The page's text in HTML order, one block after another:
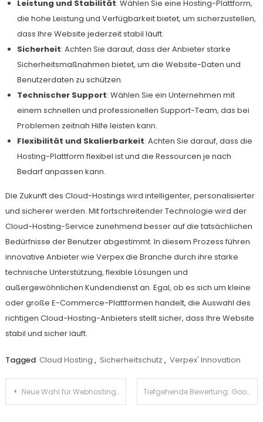
Leistung und Stabilität: Wählen Sie eine Hosting-Plattform,
die hohe Leistung und Verfügbarkeit bietet, um sicherzustellen,
dass Ihre Website jederzeit stabil läuft.
Sicherheit: Achten Sie darauf, dass der Anbieter starke
Sicherheitsmaßnahmen bietet, um die Website-Daten und
Benutzerdaten zu schützen.
Technischer Support: Wählen Sie ein Unternehmen mit
einem schnellen und professionellen Support-Team, das bei
Problemen zeitnah Hilfe leisten kann.
Flexibilität und Skalierbarkeit: Achten Sie darauf, dass die
Hosting-Plattform flexibel ist und die Ressourcen je nach
Bedarf anpassen kann.
Die Zukunft des Cloud-Hostings wird intelligenter, personalisierter
und sicherer werden. Mit fortschreitender Technologie wird der
Cloud-Hosting-Service zunehmend besser auf die tatsächlichen
Bedürfnisse der Benutzer abgestimmt. In diesem Prozess führen
innovative Anbieter wie Verpex die Branche durch ihre starke
technische Unterstützung, flexible Lösungen und
außergewöhnlichen Kundendienst an. Egal, ob es sich um kleine
oder große E-Commerce-Plattformen handelt, die Auswahl des
richtigen Cloud-Hosting-Anbieters stellt sicher, dass Ihre Website
stabil und sicher läuft.
Tagged Cloud Hosting , Sicherheitschutz , Verpex' Innovation
Beitragsnavigation
Neue Wahl für Webhosting: Eine umfassende Analyse der Vorteile und Nutzungserfahrungen von ScalaHosting Tiefgehende Bewertung: Google Pixel Fold, Google Pixel 9a und Google Pixel 9 – Welches passt am besten zu dir?